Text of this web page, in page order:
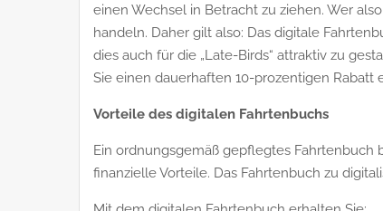
einen Wechsel in Betracht zu ziehen. Wer
handeln. Daher gilt also: Das digitale
dies auch für die „Late-Birds“ attraktiv zu
Sie einen dauerhaften 10-prozentigen Rabatt
Vorteile des digitalen Fahrtenbuchs
Ein ordnungsgemäß gepflegtes Fahrtenbuch
finanzielle Vorteile. Das Fahrtenbuch zu